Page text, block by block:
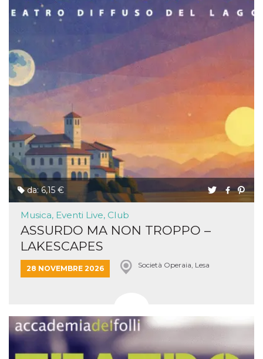
da: 6,15 €
Musica, Eventi Live, Club
ASSURDO MA NON TROPPO –
LAKESCAPES
28 NOVEMBRE 2026 Società Operaia, Lesa